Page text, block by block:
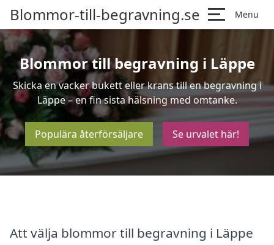
Blommor-till-begravning.se Menu
Blommor till begravning i Läppe
Skicka en vacker bukett eller krans till en begravning i
Läppe – en fin sista hälsning med omtanke.
Populära återförsäljare Se urvalet här!
Att välja blommor till begravning i Läppe